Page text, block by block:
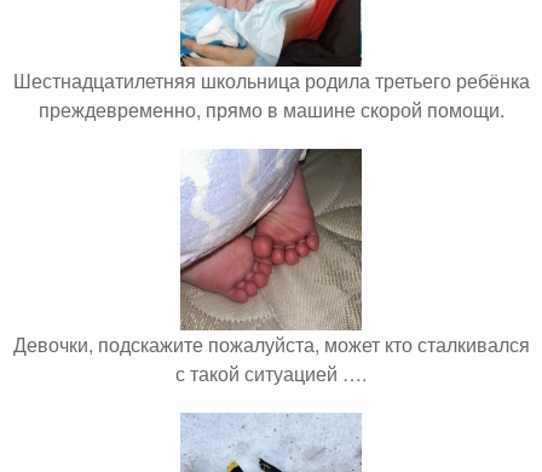
Шестнадцатилетняя школьница родила третьего ребёнка
преждевременно, прямо в машине скорой помощи.
Девочки, подскажите пожалуйста, может кто сталкивался
с такой ситуацией ….